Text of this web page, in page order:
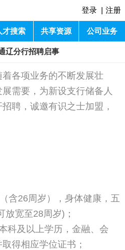
注册
|
登录
才搜索 共享资源 公司业务
辽分行招聘启事
各项业务的不断发展壮
需要，为新设支行储备人
聘，诚邀有识之士加盟，
26周岁），身体健康，五
宽至28周岁)；
及以上学历，金融、会
得相应学位证书；